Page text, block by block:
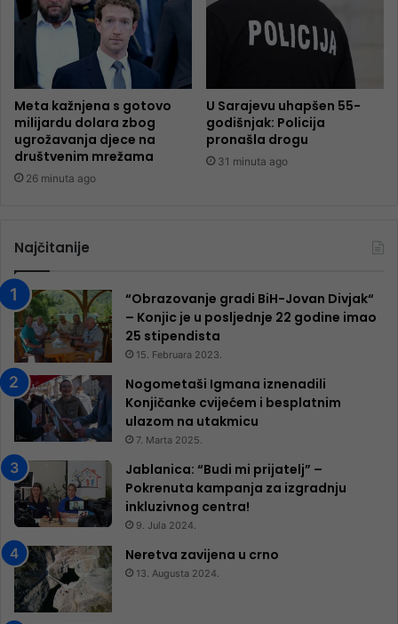
Meta kažnjena s gotovo
milijardu dolara zbog
ugrožavanja djece na
društvenim mrežama
26 minuta ago
U Sarajevu uhapšen 55-
godišnjak: Policija
pronašla drogu
31 minuta ago
Najčitanije
“Obrazovanje gradi BiH-Jovan Divjak“
– Konjic je u posljednje 22 godine imao
25 ​​stipendista
15. Februara 2023.
Nogometaši Igmana iznenadili
Konjičanke cvijećem i besplatnim
ulazom na utakmicu
7. Marta 2025.
Jablanica: “Budi mi prijatelj” –
Pokrenuta kampanja za izgradnju
inkluzivnog centra!
9. Jula 2024.
Neretva zavijena u crno
13. Augusta 2024.